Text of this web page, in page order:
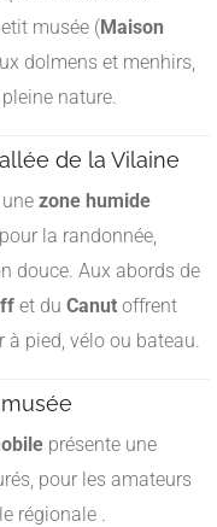
musée (Maison
dolmens et menhirs,
nature
de la Vilaine
zone humide
la randonnée,
douce. Aux abords de
et du Canut offrent
à pied, vélo ou bateau
présente une
pour les amateurs
régionale